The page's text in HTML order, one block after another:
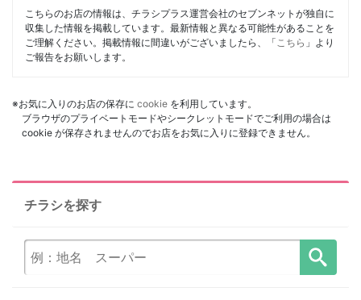
こちらのお店の情報は、チラシプラス運営会社のセブンネットが独自に
収集した情報を掲載しています。最新情報と異なる可能性があることを
ご理解ください。掲載情報に間違いがございましたら、「 こちら 」より
ご報告をお願いします。
※お気に入りのお店の保存に cookie を利用しています。
ブラウザのプライベートモードやシークレットモードでご利用の場合は
cookie が保存されませんのでお店をお気に入りに登録できません。
チラシを探す